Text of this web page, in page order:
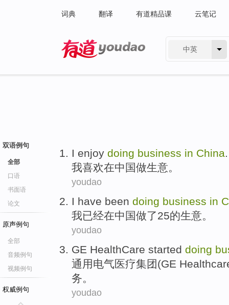
词典 翻译 有道精品课 云笔记
中英
双语例句
全部
口语
书面语
论文
原声例句
全部
音频例句
视频例句
权威例句
I enjoy doing business in China.
我喜欢在中国做生意。
youdao
I have been doing business in
我已经在中国做了25的生意。
youdao
GE HealthCare started doing
通用电气医疗集团(GE
务 。
youdao